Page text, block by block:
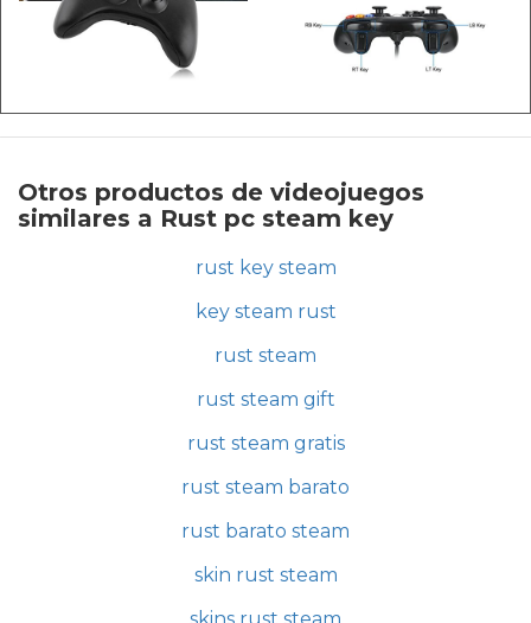
Otros productos de videojuegos
similares a Rust pc steam key
rust key steam
key steam rust
rust steam
rust steam gift
rust steam gratis
rust steam barato
rust barato steam
skin rust steam